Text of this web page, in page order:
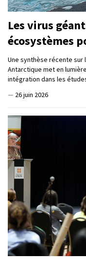
Les virus
écosystèmes
Une synthèse récente sur
Antarctique met en
intégration dans les
— 26 juin 2026